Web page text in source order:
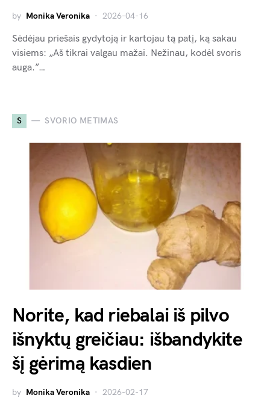
by Monika Veronika 2026-04-16
Sėdėjau priešais gydytoją ir kartojau tą patį, ką sakau
visiems: „Aš tikrai valgau mažai. Nežinau, kodėl svoris
auga.”…
S SVORIO METIMAS
Norite, kad riebalai iš pilvo
išnyktų greičiau: išbandykite
šį gėrimą kasdien
by Monika Veronika 2026-02-17